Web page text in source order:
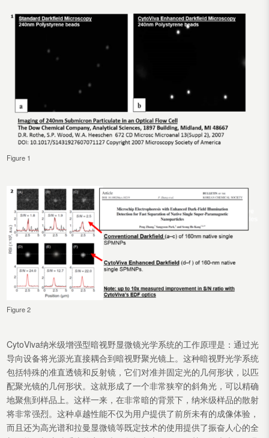
Figure 1
Figure 2
CytoViva纳米级增强型暗视野显微镜光学系统的工作原理是：通过光
导向设备将光源光直接耦合到暗视野聚光镜上。这种暗视野光学系统
包括特殊的准直透镜和反射镜，它们对准并固定光的几何形状，以匹
配聚光镜的几何形状。这就形成了一个非常狭窄的斜角光，可以精确
地聚焦到样品上。这样一来，在非常暗的背景下，纳米级样品的散射
将非常强烈。这种卓越性能不仅为用户提供了前所未有的成像体验，
而且还为高光谱和拉曼显微镜等既定技术的使用提供了振奋人心的全